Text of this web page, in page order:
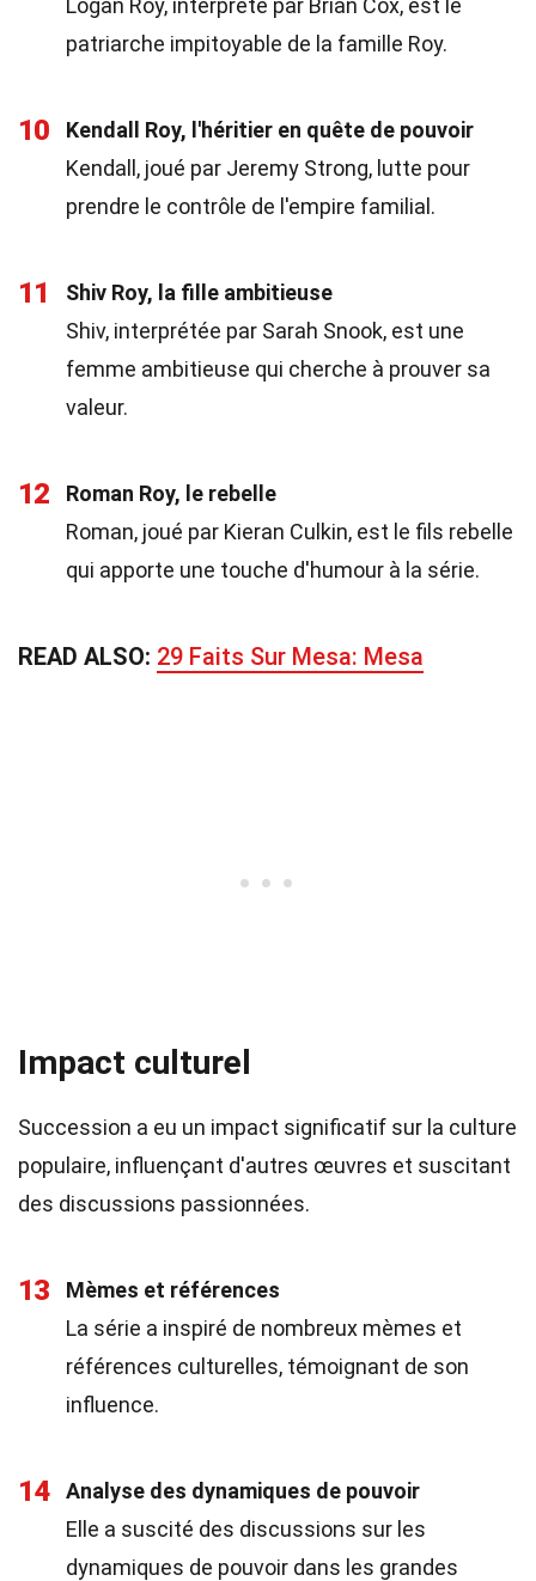
Logan Roy, interprété par Brian Cox, est le
patriarche impitoyable de la famille Roy.
10
Kendall Roy, l'héritier en quête de pouvoir
Kendall, joué par Jeremy Strong, lutte pour
prendre le contrôle de l'empire familial.
11
Shiv Roy, la fille ambitieuse
Shiv, interprétée par Sarah Snook, est une
femme ambitieuse qui cherche à prouver sa
valeur.
12
Roman Roy, le rebelle
Roman, joué par Kieran Culkin, est le fils rebelle
qui apporte une touche d'humour à la série.
READ ALSO: 29 Faits Sur Mesa: Mesa
Impact culturel
Succession a eu un impact significatif sur la culture
populaire, influençant d'autres œuvres et suscitant
des discussions passionnées.
13
Mèmes et références
La série a inspiré de nombreux mèmes et
références culturelles, témoignant de son
influence.
14
Analyse des dynamiques de pouvoir
Elle a suscité des discussions sur les
dynamiques de pouvoir dans les grandes